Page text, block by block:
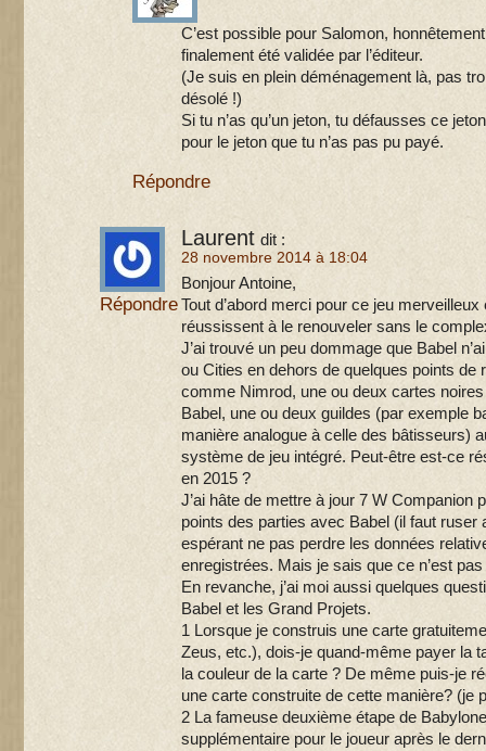
C’est possible pour Salomon,
finalement été validée par l’éditeur.
(Je suis en plein déménagement là, pas
désolé !)
Si tu n’as qu’un jeton, tu défausses ce
pour le jeton que tu n’as pas pu payé.
Répondre
Laurent dit :
28 novembre 2014 à 18:04
Bonjour Antoine,
Tout d’abord merci pour ce jeu
réussissent à le renouveler sans le
J’ai trouvé un peu dommage que Babel
ou Cities en dehors de quelques points de
comme Nimrod, une ou deux cartes
Babel, une ou deux guildes (par exemple
manière analogue à celle des bâtisseurs)
système de jeu intégré. Peut-être est-ce
en 2015 ?
J’ai hâte de mettre à jour 7 W Companion
points des parties avec Babel (il faut ruser
espérant ne pas perdre les données
enregistrées. Mais je sais que ce n’est
En revanche, j’ai moi aussi quelques
Babel et les Grand Projets.
1 Lorsque je construis une carte
Zeus, etc.), dois-je quand-même payer la
la couleur de la carte ? De même puis-je
une carte construite de cette manière? (je
2 La fameuse deuxième étape de
supplémentaire pour le joueur après le
Répondre